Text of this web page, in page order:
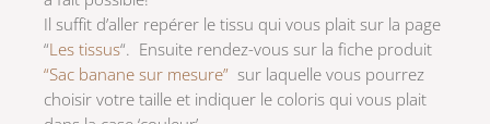
Il suffit d’aller repérer le tissu qui vous plait sur la page
“Les tissus“. Ensuite rendez-vous sur la fiche produit
“Sac banane sur mesure” sur laquelle vous pourrez
choisir votre taille et indiquer le coloris qui vous plait